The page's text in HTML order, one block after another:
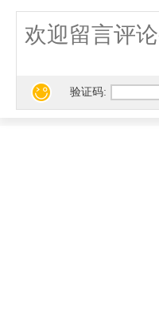
咨询:
案
主
验证码: